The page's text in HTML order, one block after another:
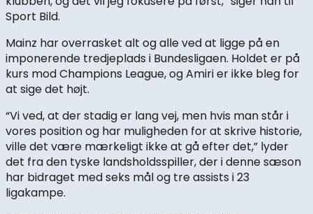
Sport Bild.
Mainz har overrasket alt og alle ved at ligge på en
imponerende tredjeplads i Bundesligaen. Holdet er på
kurs mod Champions League, og Amiri er ikke bleg for
at sige det højt.
“Vi ved, at der stadig er lang vej, men hvis man står i
vores position og har muligheden for at skrive historie,
ville det være mærkeligt ikke at gå efter det,” lyder
det fra den tyske landsholdsspiller, der i denne sæson
har bidraget med seks mål og tre assists i 23
ligakampe.